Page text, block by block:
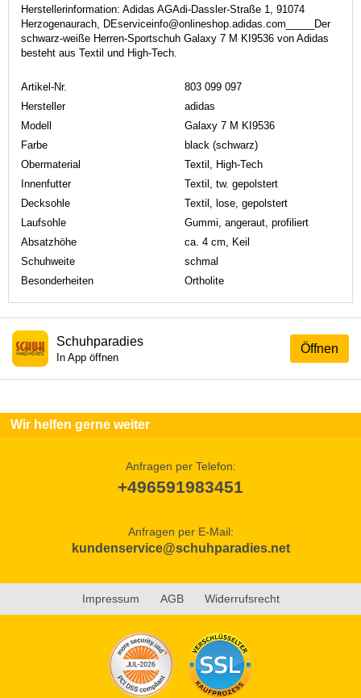
Herstellerinformation: Adidas AGAdi-Dassler-Straße 1, 91074
Herzogenaurach, DEserviceinfo@onlineshop.adidas.com_____Der
schwarz-weiße Herren-Sportschuh Galaxy 7 M KI9536 von Adidas
besteht aus Textil und High-Tech.
Artikel-Nr.
803 099 097
Hersteller
adidas
Modell
Galaxy 7 M KI9536
Farbe
black (schwarz)
Obermaterial
Textil, High-Tech
Innenfutter
Textil, tw. gepolstert
Decksohle
Textil, lose, gepolstert
Laufsohle
Gummi, angeraut, profiliert
Absatzhöhe
ca. 4 cm, Keil
Schuhweite
schmal
Besonderheiten
Ortholite
Öffnen
Schuhparadies
In App öffnen
Wir helfen gerne weiter
Anfragen per Telefon:
+496591983451
Anfragen per E-Mail:
kundenservice@schuhparadies.net
Impressum AGB Widerrufsrecht